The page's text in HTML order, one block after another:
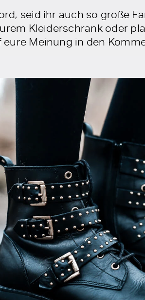
seid ihr auch so große
Kleiderschrank oder
Meinung in den